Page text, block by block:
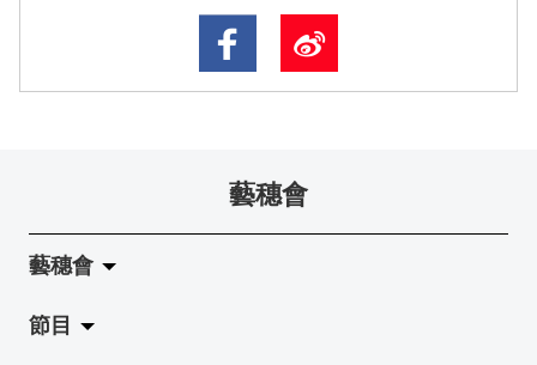
藝穗會
藝穗會
關於藝穗會
節目